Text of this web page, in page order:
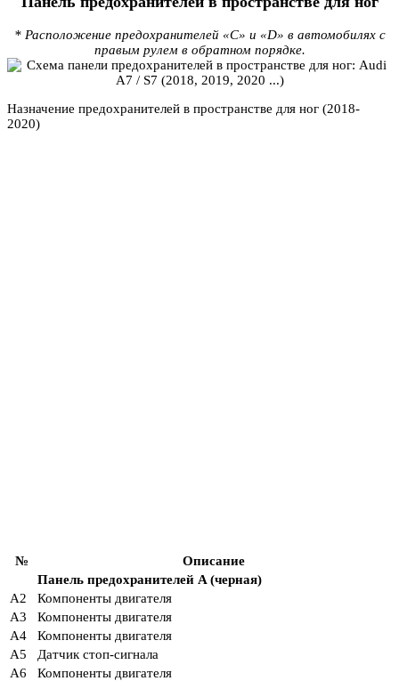
* Расположение предохранителей «C» и «D» в автомобилях с
правым рулем в обратном порядке.
Назначение предохранителей в пространстве для ног (2018-
2020)
№
Описание
Панель предохранителей A (черная)
A2
Компоненты двигателя
A3
Компоненты двигателя
A4
Компоненты двигателя
A5
Датчик стоп-сигнала
A6
Компоненты двигателя